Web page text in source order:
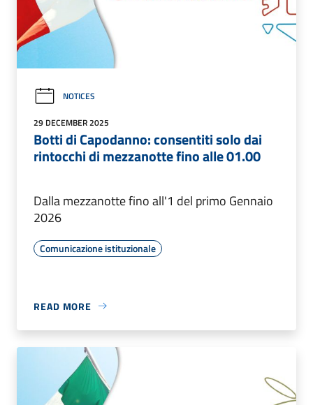
NOTICES
29 DECEMBER 2025
Botti di Capodanno: consentiti solo dai
rintocchi di mezzanotte fino alle 01.00
Dalla mezzanotte fino all'1 del primo Gennaio
2026
Comunicazione istituzionale
READ MORE